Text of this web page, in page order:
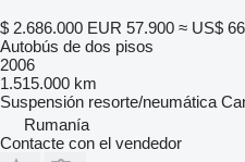
$ 2.686.000 EUR 57.900 ≈ US$
Autobús de dos pisos
2006
1.515.000 km
Suspensión resorte/neumática
Rumanía
Contacte con el vendedor